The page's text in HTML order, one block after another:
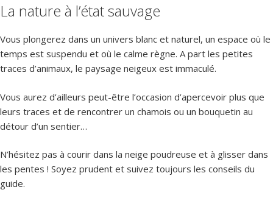
La nature à l’état sauvage
Vous plongerez dans un univers blanc et naturel, un espace où le
temps est suspendu et où le calme règne. A part les petites
traces d’animaux, le paysage neigeux est immaculé.
Vous aurez d’ailleurs peut-être l’occasion d’apercevoir plus que
leurs traces et de rencontrer un chamois ou un bouquetin au
détour d’un sentier…
N’hésitez pas à courir dans la neige poudreuse et à glisser dans
les pentes ! Soyez prudent et suivez toujours les conseils du
guide.